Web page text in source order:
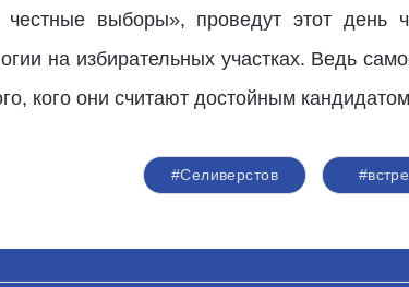
выборы», проведут этот день
на избирательных участках. Ведь
кого они считают достойным
#Селиверстов